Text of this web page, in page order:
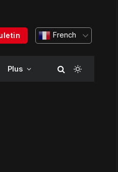
French
Plus